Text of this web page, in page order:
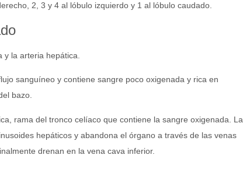
2, 3 y 4 al lóbulo izquierdo y 1 al lóbulo caudado.
la arteria hepática.
sanguíneo y contiene sangre poco oxigenada y rica en
bazo.
rama del tronco celíaco que contiene la sangre oxigenada. La
hepáticos y abandona el órgano a través de las venas
drenan en la vena cava inferior.